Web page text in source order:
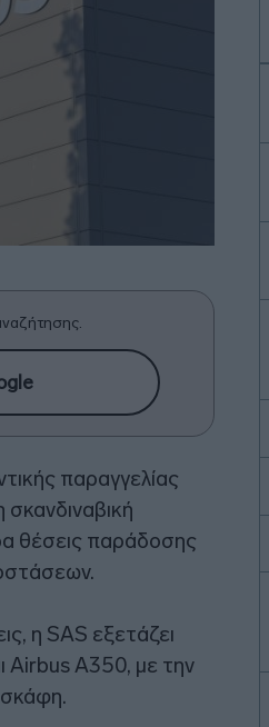
παραγγελίας
θέσεις παράδοσης
η SAS εξετάζει
A350, με την